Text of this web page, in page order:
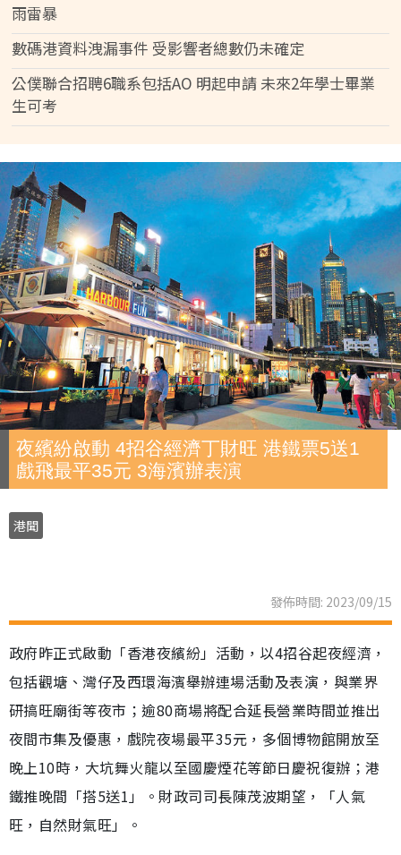
雨雷暴
數碼港資料洩漏事件 受影響者總數仍未確定
公僕聯合招聘6職系包括AO 明起申請 未來2年學士畢業
生可考
夜繽紛啟動 4招谷經濟丁財旺 港鐵票5送1
戲飛最平35元 3海濱辦表演
港聞
發佈時間: 2023/09/15
政府昨正式啟動「香港夜繽紛」活動，以4招谷起夜經濟，
包括觀塘、灣仔及西環海濱舉辦連場活動及表演，與業界
研搞旺廟街等夜市；逾80商場將配合延長營業時間並推出
夜間市集及優惠，戲院夜場最平35元，多個博物館開放至
晚上10時，大坑舞火龍以至國慶煙花等節日慶祝復辦；港
鐵推晚間「搭5送1」。財政司司長陳茂波期望，「人氣
旺，自然財氣旺」。